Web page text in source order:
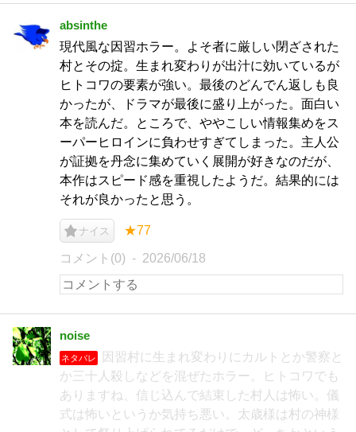
absinthe
現代風な因習ホラー。よそ者に厳しい閉ざされた
村とその掟。生まれ変わりが出汁に効いているが
ヒトコワの要素が強い。最後のどんでん返しも良
かったが、ドラマが最後に盛り上がった。面白い
本を読んだ。ところで、ややこしい情報集めをス
ーパーヒロインに負わせすぎてしまった。主人公
が証拠を丹念に集めていく展開が好きなのだが、
本作はスピード感を重視したようだ。結果的には
それが良かったと思う。
ナイス ★77
コメント(0) 2026/06/18
noise
ネタバレ
因習村に生まれ変わりにカルトとか警察と
か三十人殺しなどを混ぜたホラー。ヒトコワでも
ありますね、信じ込んで結束した村人は怖い。儀
式は怖いというか気持ち悪い。太歳様は村の神様